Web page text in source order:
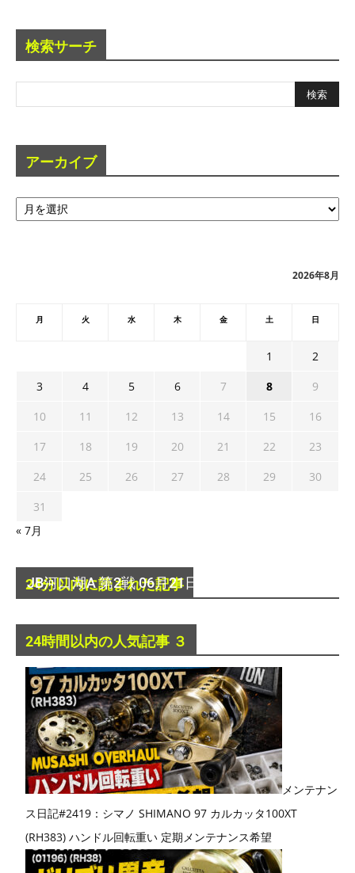
検索サーチ
アーカイブ
ア
ー
2026年8月
月 火 水 木 金 土 日
1
2
3
4 5 6 7 8
9
10
11 12 13 14 15
16
17
18 19 20 21 22
23
24
25 26 27 28 29
30
31
« 7月
24分以内に読まれた記事
JB河口湖A 第2戦 06月21日の結果＆パターン
2015年6月21日
24時間以内の人気記事 ３
メンテナン
ス日記#2419：シマノ SHIMANO 97 カルカッタ100XT
(RH383) ハンドル回転重い 定期メンテナンス希望